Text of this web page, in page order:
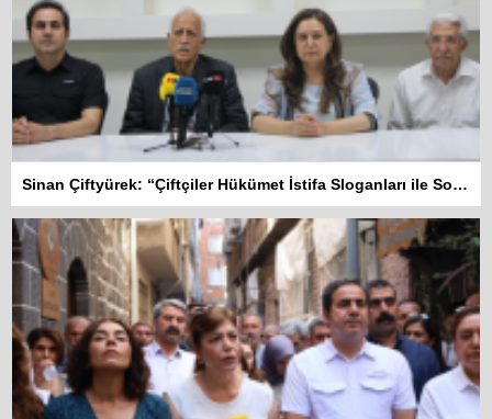
Sinan Çiftyürek: “Çiftçiler Hükümet İstifa Sloganları ile Sokakta”